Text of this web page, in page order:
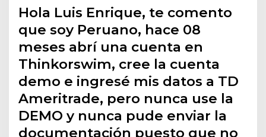
Hola Luis Enrique, te comento
que soy Peruano, hace 08
meses abrí una cuenta en
Thinkorswim, cree la cuenta
demo e ingresé mis datos a TD
Ameritrade, pero nunca use la
DEMO y nunca pude enviar la
documentación puesto que no